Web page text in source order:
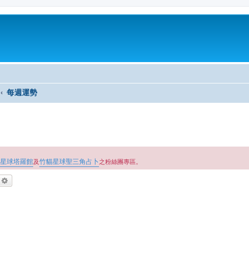
每週運勢
球塔羅館及竹貓星球聖三角占卜 之粉絲團專區。
尋